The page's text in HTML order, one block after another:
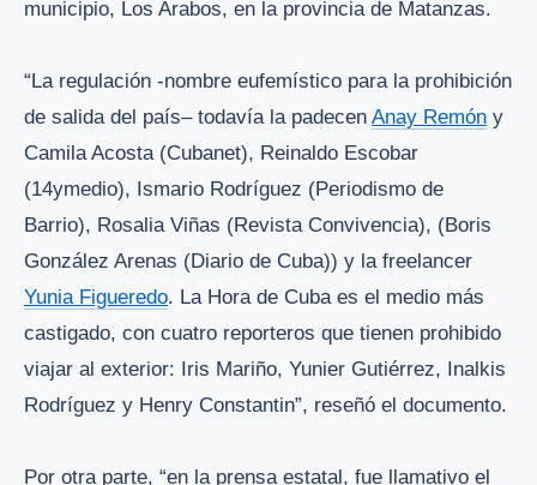
municipio, Los Arabos, en la provincia de Matanzas.
“La regulación -nombre eufemístico para la prohibición
de salida del país– todavía la padecen Anay Remón y
Camila Acosta (Cubanet), Reinaldo Escobar
(14ymedio), Ismario Rodríguez (Periodismo de
Barrio), Rosalia Viñas (Revista Convivencia), (Boris
González Arenas (Diario de Cuba)) y la freelancer
Yunia Figueredo. La Hora de Cuba es el medio más
castigado, con cuatro reporteros que tienen prohibido
viajar al exterior: Iris Mariño, Yunier Gutiérrez, Inalkis
Rodríguez y Henry Constantin”, reseñó el documento.
Por otra parte, “en la prensa estatal, fue llamativo el